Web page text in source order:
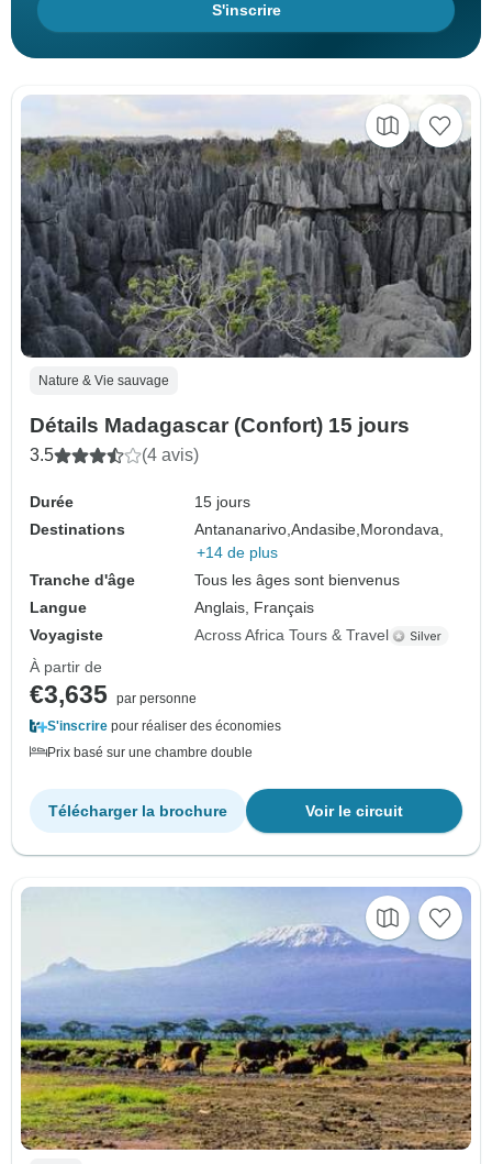
S'inscrire
Nature & Vie sauvage
Détails Madagascar (Confort) 15 jours
3.5 (4 avis)
Durée
15 jours
Destinations
Antananarivo,Andasibe,Morondava,
+14 de plus
Tranche d'âge
Tous les âges sont bienvenus
Langue
Anglais, Français
Voyagiste
Across Africa Tours & Travel
À partir de
€3,635 par personne
S'inscrire pour réaliser des économies
Prix basé sur une chambre double
Voir le circuit
Télécharger la brochure